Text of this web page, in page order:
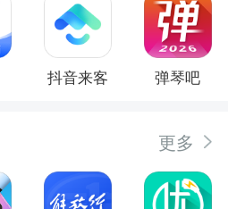
抖音来客 弹琴吧
更多